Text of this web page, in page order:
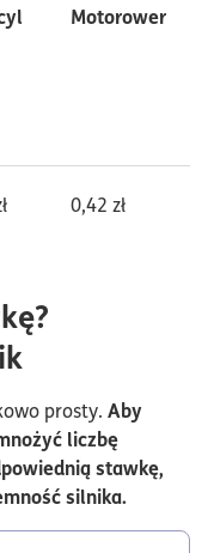
Motorower
0,42 zł
prosty. Aby
liczbę
stawkę,
silnika.